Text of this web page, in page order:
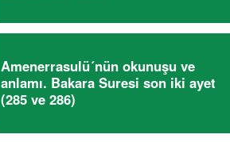
Amenerrasulü´nün okunuşu ve
anlamı. Bakara Suresi son iki ayet
(285 ve 286)